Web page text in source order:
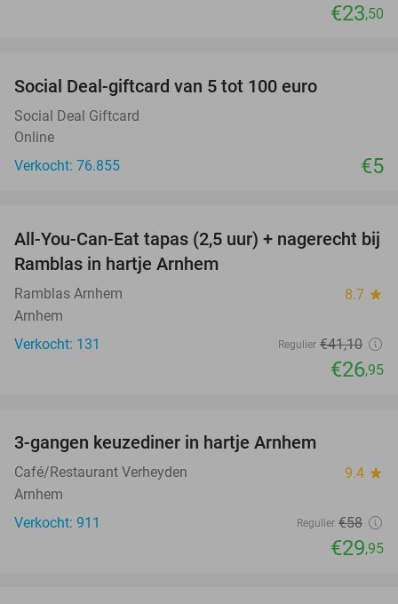
€23,50
Social Deal-giftcard van 5 tot 100 euro
Social Deal Giftcard
Online
Verkocht: 76.855
€5
34%
All-You-Can-Eat tapas (2,5 uur) + nagerecht bij
Ramblas in hartje Arnhem
Ramblas Arnhem 8.7 star
Arnhem
Verkocht: 131
Regulier €41,10
€26,95
3-gangen keuzediner in hartje Arnhem
Café/Restaurant Verheyden 9.4 star
Arnhem
Verkocht: 911
Regulier €58
€29,95